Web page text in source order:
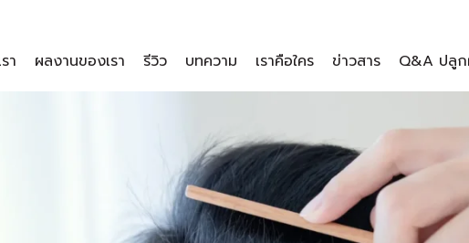
า ผลงานของเรา รีวิว บทความ เราคือใคร ข่าวสาร Q&A ปลู